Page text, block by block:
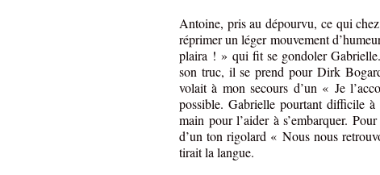
Antoine, pris au dépourvu, ce qui
réprimer un léger mouvement
plaira ! » qui fit se gondoler
son truc, il se prend pour Dirk
volait à mon secours d’un « Je
possible. Gabrielle pourtant difficile
main pour l’aider à s’embarquer.
d’un ton rigolard « Nous nous
tirait la langue.